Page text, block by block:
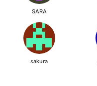
SARA
sakura